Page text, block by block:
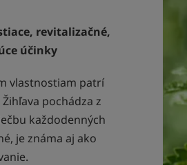
revitalizačné,
účinky
vlastnostiam patrí
pochádza z
každodenných
je známa aj ako